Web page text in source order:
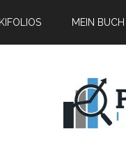
MEIN BUCH